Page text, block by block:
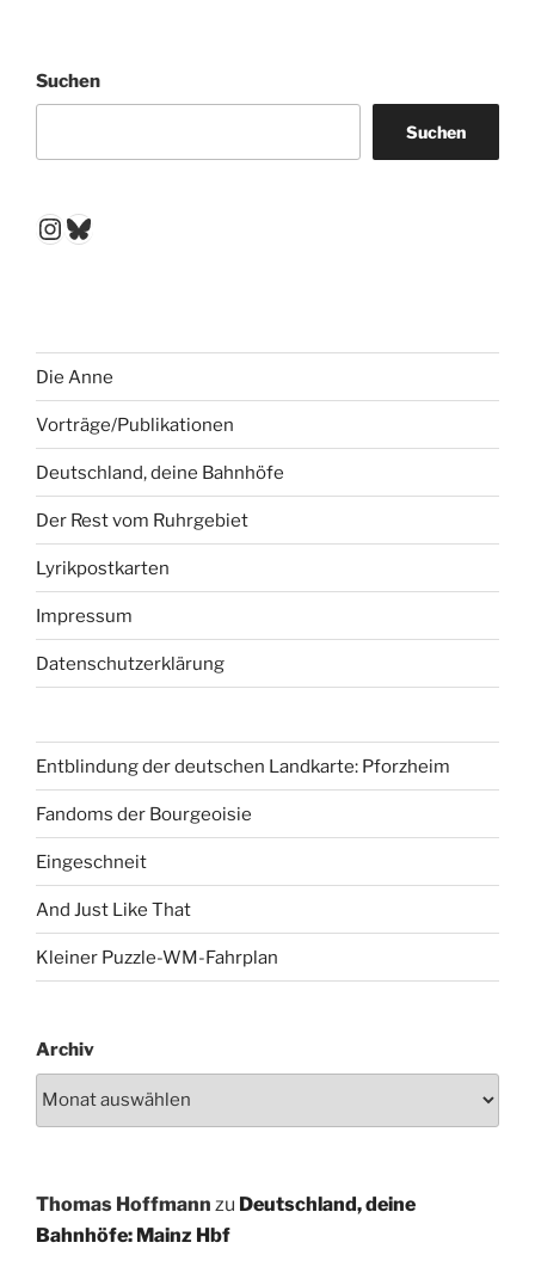
Suchen
Suchen
Instagram
Bluesky
Die Anne
Vorträge/Publikationen
Deutschland, deine Bahnhöfe
Der Rest vom Ruhrgebiet
Lyrikpostkarten
Impressum
Datenschutzerklärung
Entblindung der deutschen Landkarte: Pforzheim
Fandoms der Bourgeoisie
Eingeschneit
And Just Like That
Kleiner Puzzle-WM-Fahrplan
Archiv
Thomas Hoffmann zu Deutschland, deine
Bahnhöfe: Mainz Hbf